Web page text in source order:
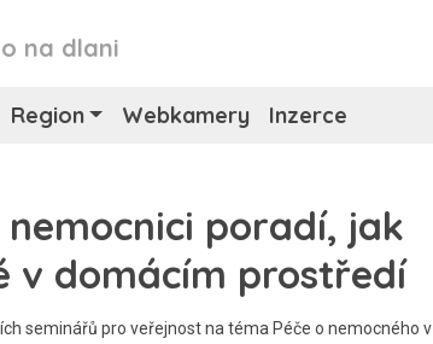
na dlani
Region Webkamery Inzerce
poradí, jak
v domácím prostředí
seminářů pro veřejnost na téma Péče o nemocného v